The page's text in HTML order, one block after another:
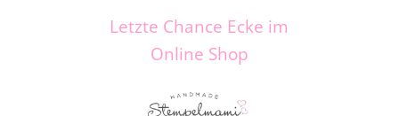
Letzte Chance Ecke im
Online Shop